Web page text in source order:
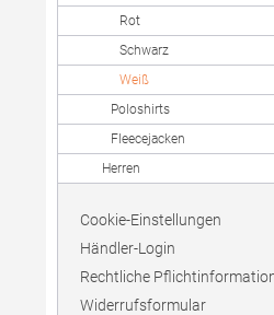
Rot
Schwarz
Weiß
Poloshirts
Fleecejacken
Herren
Cookie-Einstellungen
Händler-Login
Rechtliche
Widerrufsformular